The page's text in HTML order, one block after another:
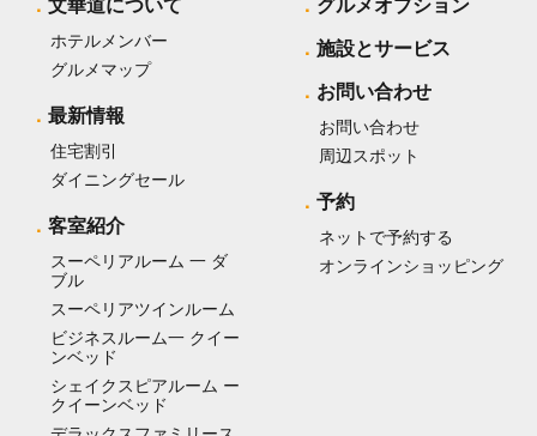
ホテルメンバー
グルメマップ
最新情報
住宅割引
ダイニングセール
客室紹介
スーペリアルーム 一 ダ
ブル
スーペリアツインルーム
ビジネスルーム一 クイー
ンベッド
シェイクスピアルーム ー
クイーンベッド
施設とサービス
お問い合わせ
お問い合わせ
周辺スポット
予約
ネットで予約する
オンラインショッピング